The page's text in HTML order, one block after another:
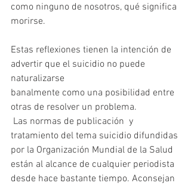
como ninguno de nosotros, qué significa
morirse.
Estas reflexiones tienen la intención de
advertir que el suicidio no puede
naturalizarse
banalmente como una posibilidad entre
otras de resolver un problema.
tratamiento del tema suicidio difundidas
por la Organización Mundial de la Salud
están al alcance de cualquier periodista
desde hace bastante tiempo. Aconsejan